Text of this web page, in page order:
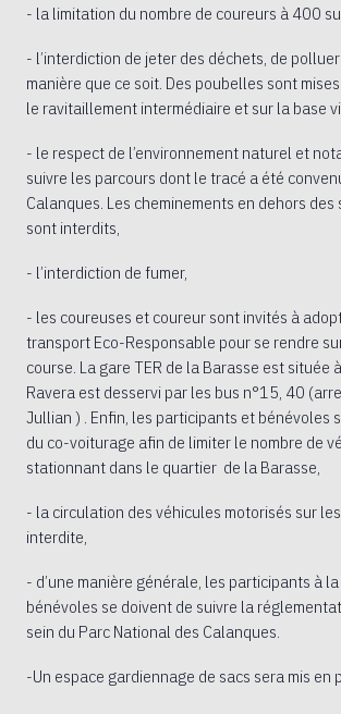
- la limitation du nombre de coureurs à 400
- l’interdiction de jeter des déchets, de
manière que ce soit. Des poubelles sont
le ravitaillement intermédiaire et sur la base
- le respect de l’environnement naturel et
suivre les parcours dont le tracé a été
Calanques. Les cheminements en dehors
sont interdits,
- l’interdiction de fumer,
- les coureuses et coureur sont invités à
transport Eco-Responsable pour se rendre
course. La gare TER de la Barasse est située
Ravera est desservi par les bus n°15, 40
Jullian ) . Enfin, les participants et bénévoles
du co-voiturage afin de limiter le nombre de
stationnant dans le quartier de la Barasse,
- la circulation des véhicules motorisés sur
interdite,
- d’une manière générale, les participants à
bénévoles se doivent de suivre la
sein du Parc National des Calanques.
-Un espace gardiennage de sacs sera mis en